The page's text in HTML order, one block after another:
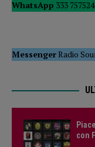
WhatsApp 333
MessengerRadio
con